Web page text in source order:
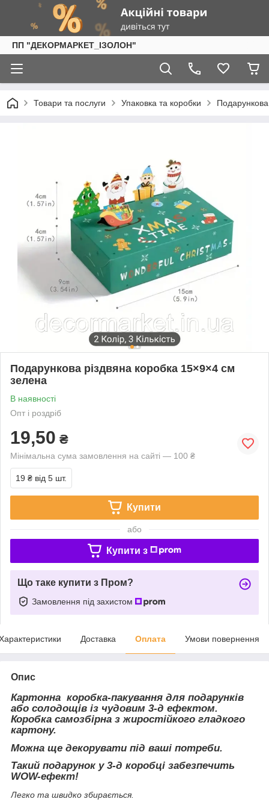
ПП "ДЕКОРМАРКЕТ_ІЗОЛОН"
Товари та послуги Упаковка та коробки
Подарункова різдвяна коробка 15×9×4 см
зелена
В наявності
Опт і роздріб
19,50 ₴
Мінімальна сума замовлення на сайті — 100 ₴
19 ₴ від 5 шт.
Купити
або
Купити з
Що таке купити з Пром?
Замовлення під захистом
Доставка Оплата Умови повернення
Опис
Картонна коробка-пакування для подарунків
або солодощів із чудовим 3-д ефектом.
Коробка самозбірна з жиростійкого гладкого
картону.
Можна ще декорувати під ваші потреби.
Такий подарунок у 3-д коробці забезпечить
WOW-ефект!
Легко та швидко збирається.